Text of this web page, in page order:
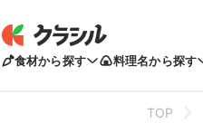
食材から探す 料理名から探す
TOP